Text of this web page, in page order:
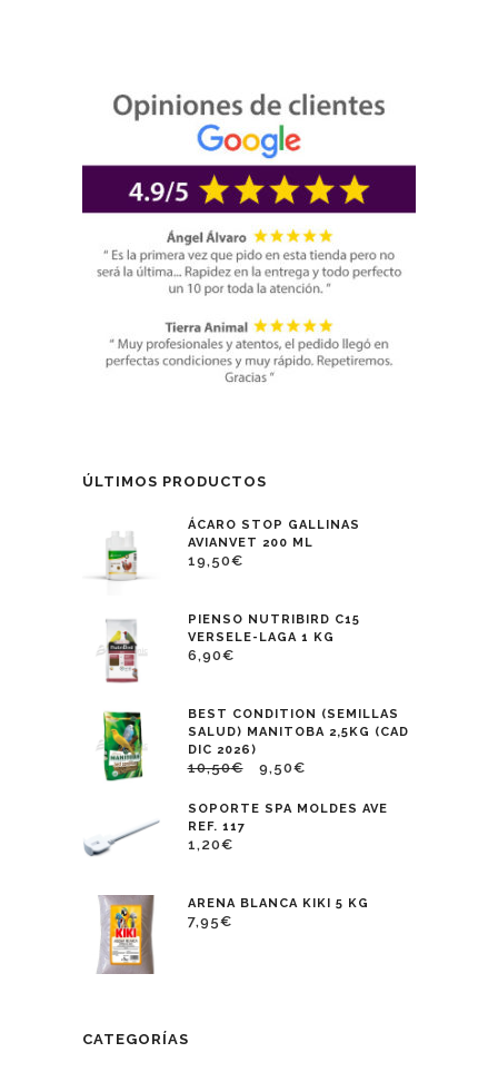
ÚLTIMOS PRODUCTOS
ÁCARO STOP GALLINAS
AVIANVET 200 ML
19,50€
PIENSO NUTRIBIRD C15
VERSELE-LAGA 1 KG
6,90€
BEST CONDITION (SEMILLAS
SALUD) MANITOBA 2,5KG (CAD
DIC 2026)
10,50€ 9,50€
SOPORTE SPA MOLDES AVE
REF. 117
1,20€
ARENA BLANCA KIKI 5 KG
7,95€
CATEGORÍAS